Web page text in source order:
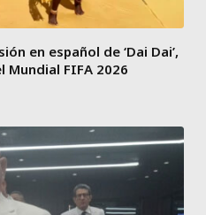
en español de ‘Dai Dai’,
Mundial FIFA 2026